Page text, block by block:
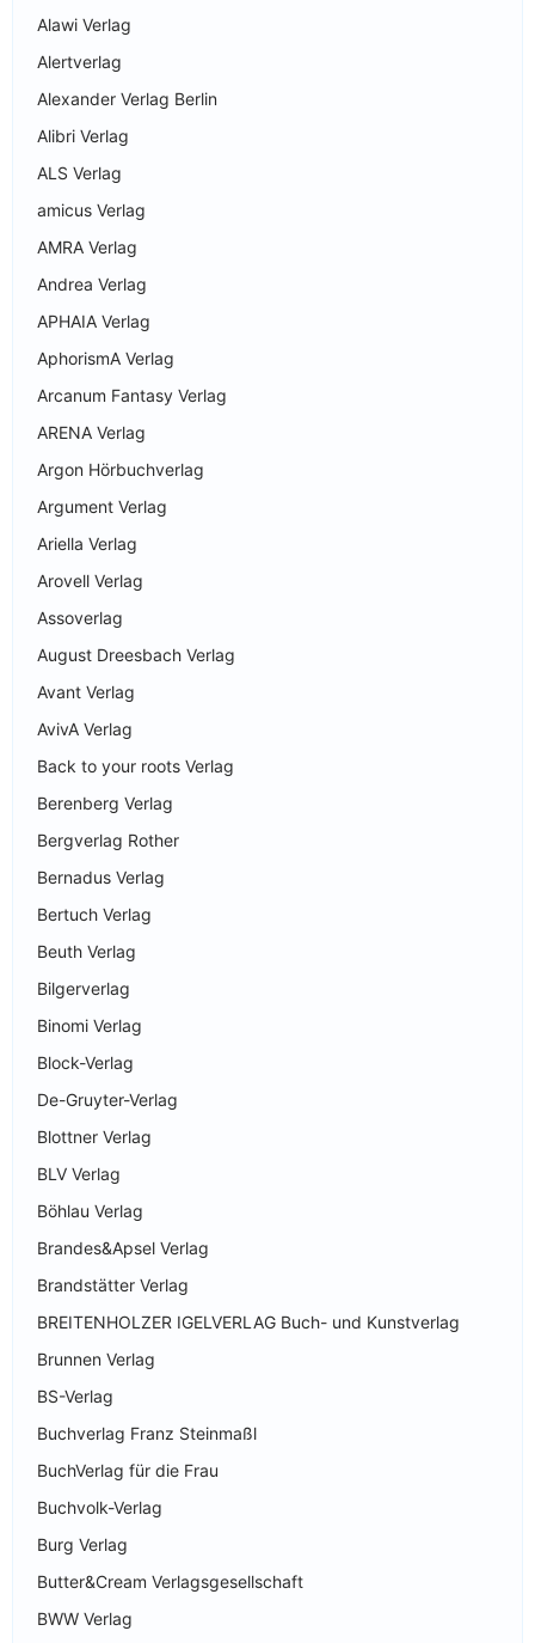
Alawi Verlag
Alertverlag
Alexander Verlag Berlin
Alibri Verlag
ALS Verlag
amicus Verlag
AMRA Verlag
Andrea Verlag
APHAIA Verlag
AphorismA Verlag
Arcanum Fantasy Verlag
ARENA Verlag
Argon Hörbuchverlag
Argument Verlag
Ariella Verlag
Arovell Verlag
Assoverlag
August Dreesbach Verlag
Avant Verlag
AvivA Verlag
Back to your roots Verlag
Berenberg Verlag
Bergverlag Rother
Bernadus Verlag
Bertuch Verlag
Beuth Verlag
Bilgerverlag
Binomi Verlag
Block-Verlag
De-Gruyter-Verlag
Blottner Verlag
BLV Verlag
Böhlau Verlag
Brandes&Apsel Verlag
Brandstätter Verlag
BREITENHOLZER IGELVERLAG Buch- und Kunstverlag
Brunnen Verlag
BS-Verlag
Buchverlag Franz Steinmaßl
BuchVerlag für die Frau
Buchvolk-Verlag
Burg Verlag
Butter&Cream Verlagsgesellschaft
BWW Verlag